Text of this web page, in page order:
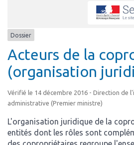
Dossier
Acteurs de la
(organisation
Vérifié le 14 décembre 2016 - Direction de
administrative (Premier ministre)
L'organisation juridique de la
entités dont les rôles sont